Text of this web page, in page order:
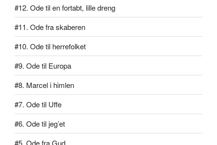
#12. Ode til en fortabt, lille dreng
#11. Ode fra skaberen
#10. Ode til herrefolket
#9. Ode til Europa
#8. Marcel i himlen
#7. Ode til Uffe
#6. Ode til jeg’et
#5. Ode fra Gud